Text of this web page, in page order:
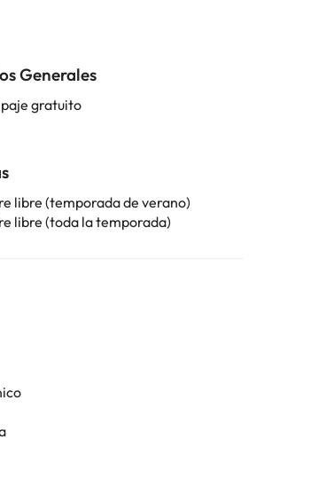
Generales
gratuito
libre (temporada de verano)
libre (toda la temporada)